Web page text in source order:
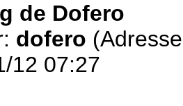
de Dofero
dofero
12 07:27